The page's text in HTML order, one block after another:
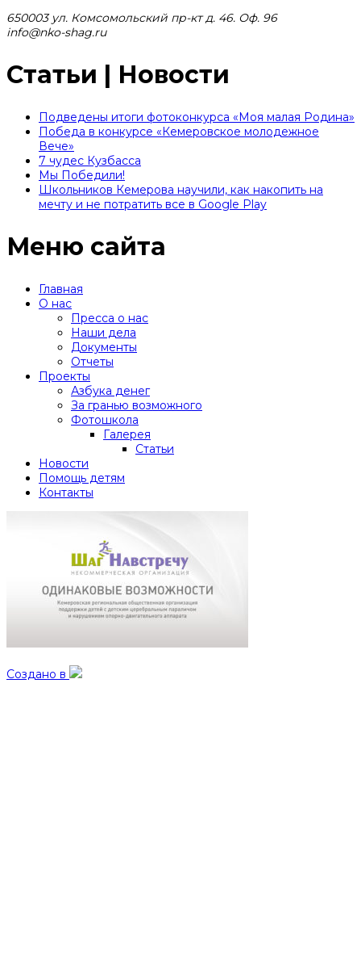
650003 ул. Комсомольский пр-кт д. 46. Оф. 96
info@nko-shag.ru
Статьи | Новости
Подведены итоги фотоконкурса «Моя малая Родина»
Победа в конкурсе «Кемеровское молодежное
Вече»
7 чудес Кузбасса
Мы Победили!
Школьников Кемерова научили, как накопить на
мечту и не потратить все в Google Play
Меню сайта
Главная
О нас
Пресса о нас
Наши дела
Документы
Отчеты
Проекты
Азбука денег
За гранью возможного
Фотошкола
Галерея
Статьи
Новости
Помощь детям
Контакты
Создано в